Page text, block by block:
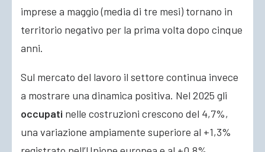
imprese a maggio (media di tre mesi) tornano in
territorio negativo per la prima volta dopo cinque
anni.
Sul mercato del lavoro il settore continua invece
a mostrare una dinamica positiva. Nel 2025 gli
occupati nelle costruzioni crescono del 4,7%,
una variazione ampiamente superiore al +1,3%